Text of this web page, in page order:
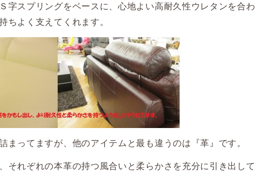
字スプリングをベースに、心地よい高耐久性ウレタンを合わ
ちよく支えてくれます。
まってますが、他のアイテムと最も違うのは『革』です。
それぞれの本革の持つ風合いと柔らかさを充分に引き出して